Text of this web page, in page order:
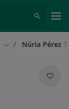
Cambiar de ciudad
Núria Pérez